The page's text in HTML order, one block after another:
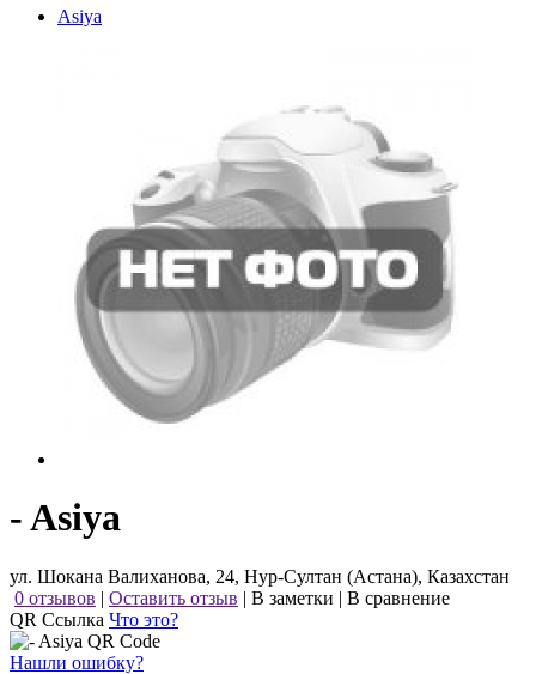
Asiya
- Asiya
ул. Шокана Валиханова, 24, Нур-Султан (Астана), Казахстан
0 отзывов | Оставить отзыв | В заметки | В сравнение
QR Ссылка Что это?
Нашли ошибку?